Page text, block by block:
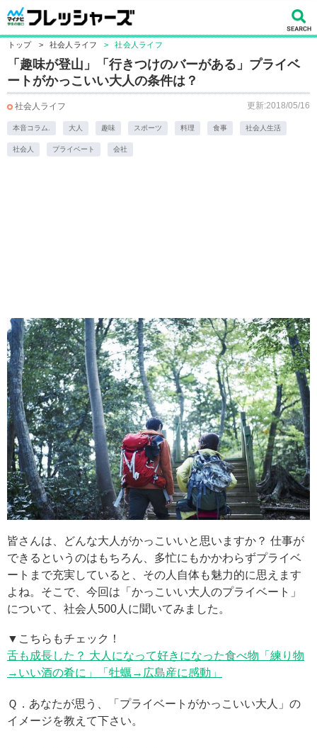
トップ > 社会人ライフ > 社会人ライフ
「趣味が登山」「行きつけのバーがある」プライベ
ートがかっこいい大人の条件は？
社会人ライフ 更新:2018/05/16
本音コラム. 大人 趣味 スポーツ 料理 食事 社会人生活
社会人 プライベート 会社
皆さんは、どんな大人がかっこいいと思いますか？ 仕事が
できるというのはもちろん、多忙にもかかわらずプライベ
ートまで充実していると、その人自体も魅力的に思えます
よね。そこで、今回は「かっこいい大人のプライベート」
について、社会人500人に聞いてみました。
▼こちらもチェック！
舌も成長した？ 大人になって好きになった食べ物「練り物
→いい酒の肴に」「牡蠣→広島産に感動」
Ｑ．あなたが思う、「プライベートがかっこいい大人」の
イメージを教えて下さい。